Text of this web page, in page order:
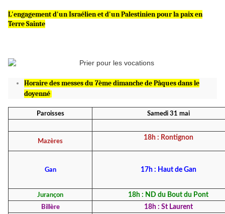
L'engagement d'un Israélien et d'un Palestinien pour la paix en
Terre Sainte
Horaire des messes du 7ème dimanche de Pâques dans le
doyenné
Paroisses Samedi 31 mai
Mazères 18h : Rontignon
Gan 17h : Haut de Gan
Jurançon
18h : ND du Bout du Pont
Billère
18h : St Laurent